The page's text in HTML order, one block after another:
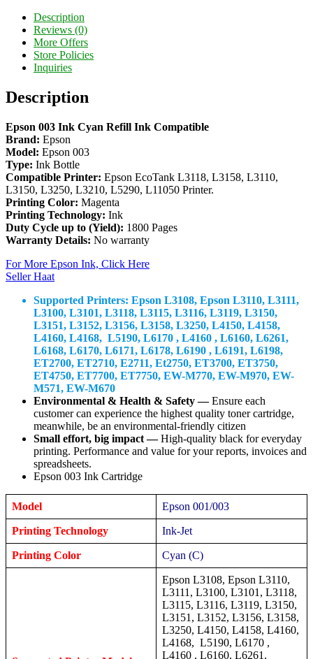
Description
Reviews (0)
More Offers
Store Policies
Inquiries
Description
Epson 003 Ink Cyan Refill Ink Compatible
Brand: Epson
Model: Epson 003
Type: Ink Bottle
Compatible Printer: Epson EcoTank L3118, L3158, L3110,
L3150, L3250, L3210, L5290, L11050 Printer.
Printing Color: Magenta
Printing Technology: Ink
Duty Cycle up to (Yield): 1800 Pages
Warranty Details: No warranty
For More Epson Ink, Click Here
Seller Haat
Supported Printers: Epson L3108, Epson L3110, L3111,
L3100, L3101, L3118, L3115, L3116, L3119, L3150,
L3151, L3152, L3156, L3158, L3250, L4150, L4158,
L4160, L4168, L5190, L6170 , L4160 , L6160, L6261,
L6168, L6170, L6171, L6178, L6190 , L6191, L6198,
ET2700, ET2710, E2711, Et2750, ET3700, ET3750,
ET4750, ET7700, ET7750, EW-M770, EW-M970, EW-
M571, EW-M670
Environmental & Health & Safety —Ensure each
customer can experience the highest quality toner cartridge,
meanwhile, be an environmental-friendly citizen
Small effort, big impact —High-quality black for everyday
printing. Performance and value for your reports, invoices and
spreadsheets.
Epson 003 Ink Cartridge
Model Epson 001/003
Printing Technology Ink-Jet
Printing Color Cyan (C)
Epson L3108, Epson L3110,
L3111, L3100, L3101, L3118,
L3115, L3116, L3119, L3150,
L3151, L3152, L3156, L3158,
L3250, L4150, L4158, L4160,
L4168, L5190, L6170 ,
L4160 , L6160, L6261,